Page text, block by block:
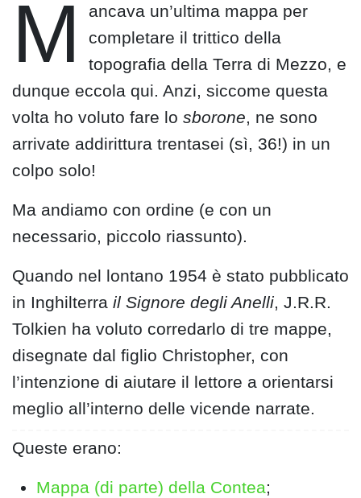
M
ancava un’ultima mappa per
completare il trittico della
topografia della Terra di Mezzo, e
dunque eccola qui. Anzi, siccome questa
volta ho voluto fare lo sborone, ne sono
arrivate addirittura trentasei (sì, 36!) in un
colpo solo!
Ma andiamo con ordine (e con un
necessario, piccolo riassunto).
Quando nel lontano 1954 è stato pubblicato
in Inghilterra il Signore degli Anelli, J.R.R.
Tolkien ha voluto corredarlo di tre mappe,
disegnate dal figlio Christopher, con
l’intenzione di aiutare il lettore a orientarsi
meglio all’interno delle vicende narrate.
Queste erano:
Mappa (di parte) della Contea;